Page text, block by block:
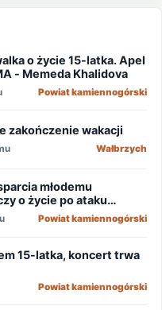
o życie 15-latka. Apel
- Memeda Khalidova
Powiat kamiennogórski
zakończenie wakacji
Wałbrzych
młodemu
o życie po ataku
Powiat kamiennogórski
15-latka, koncert trwa
Powiat kamiennogórski